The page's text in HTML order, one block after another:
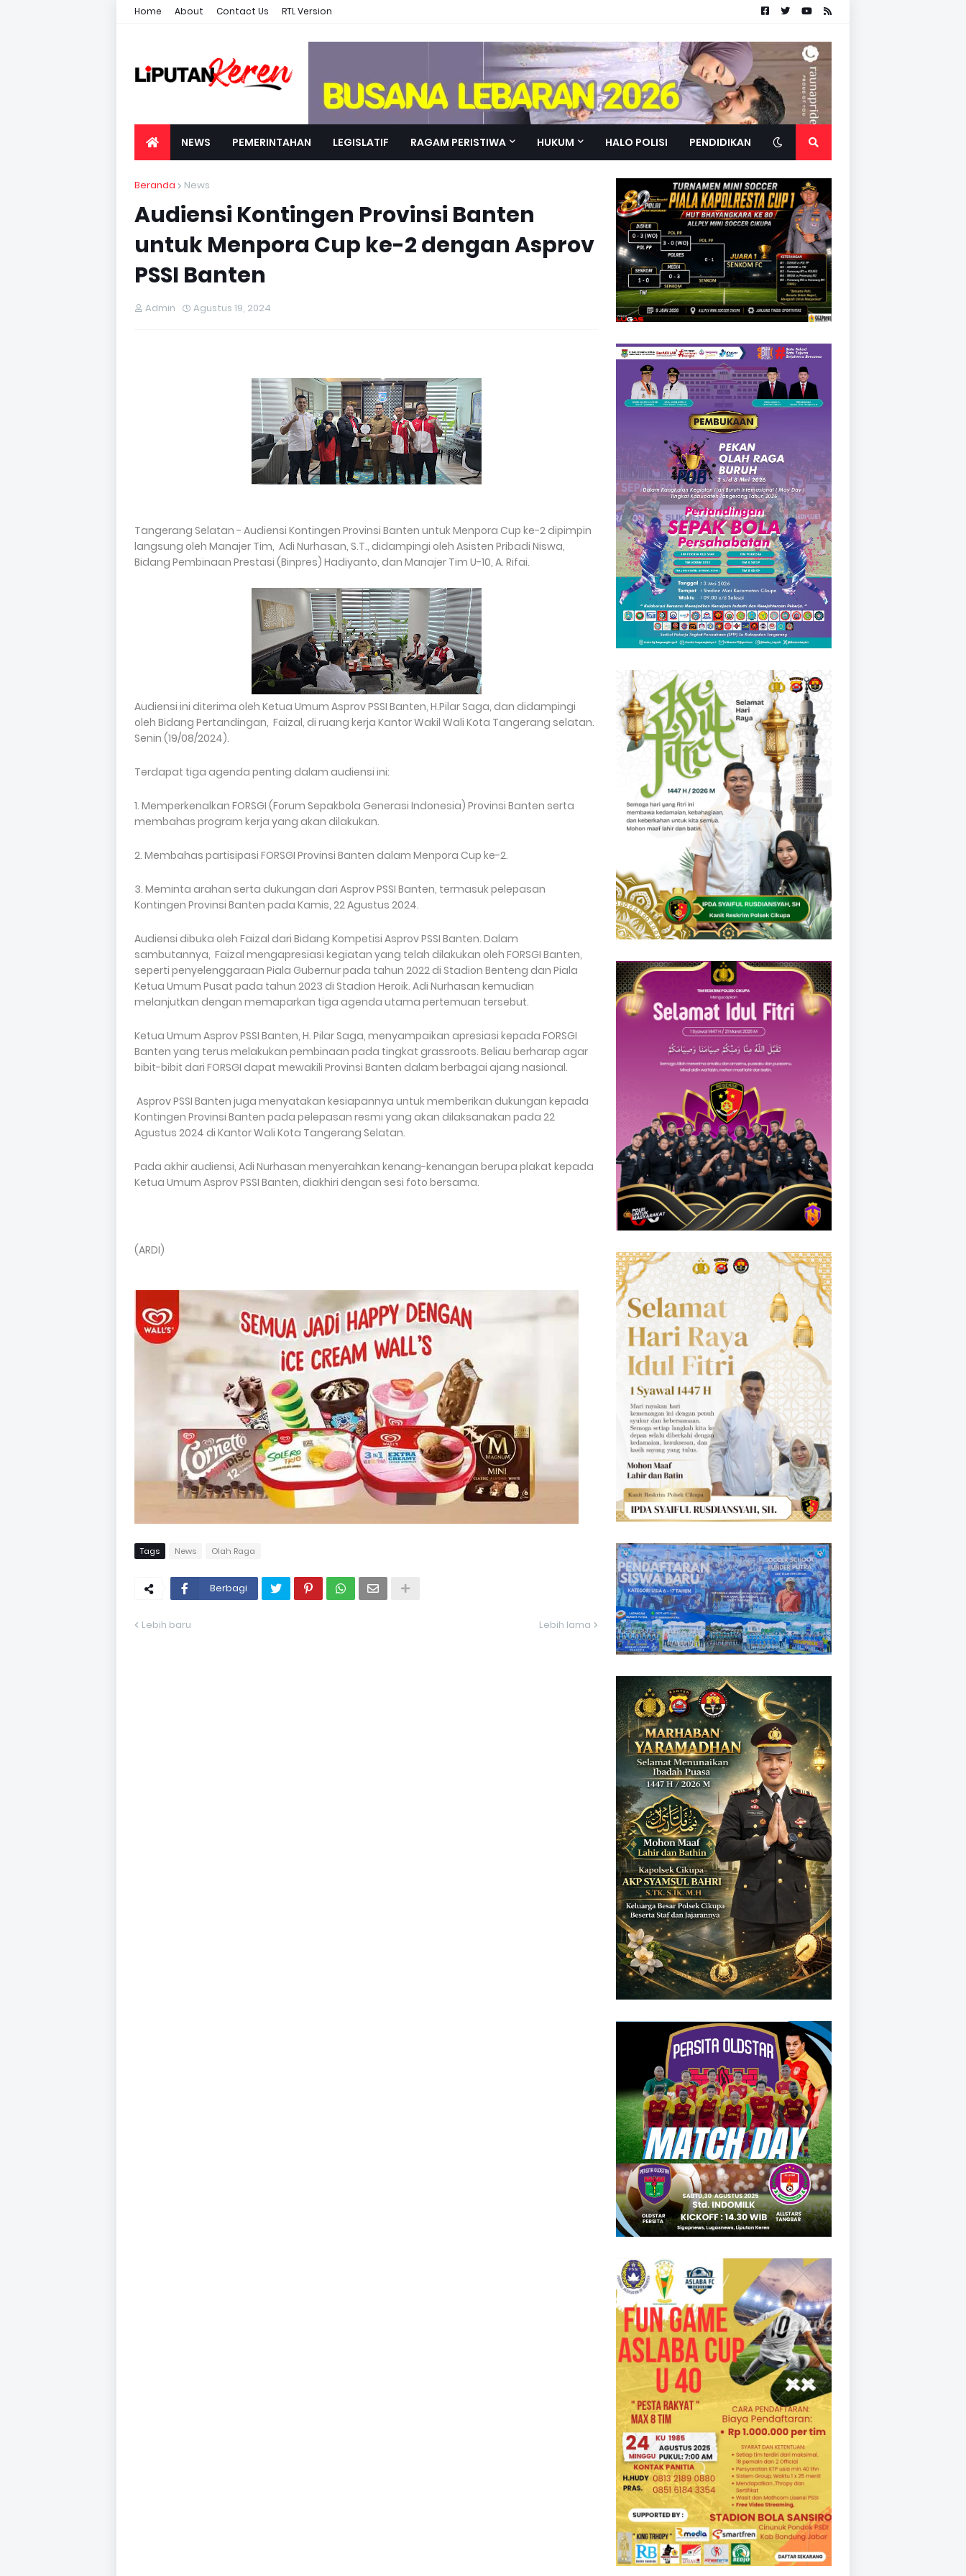
Home About Contact Us RTL Version
NEWS PEMERINTAHAN LEGISLATIF RAGAM PERISTIWA HUKUM HALO POLISI PENDIDIKAN
Beranda News
Audiensi Kontingen Provinsi Banten
untuk Menpora Cup ke-2 dengan Asprov
PSSI Banten
Admin Agustus 19, 2024
Tangerang Selatan - Audiensi Kontingen Provinsi Banten untuk Menpora Cup ke-2 dipimpin
langsung oleh Manajer Tim, Adi Nurhasan, S.T., didampingi oleh Asisten Pribadi Niswa,
Bidang Pembinaan Prestasi (Binpres) Hadiyanto, dan Manajer Tim U-10, A. Rifai.
Audiensi ini diterima oleh Ketua Umum Asprov PSSI Banten, H.Pilar Saga, dan didampingi
oleh Bidang Pertandingan, Faizal, di ruang kerja Kantor Wakil Wali Kota Tangerang selatan.
Senin (19/08/2024).
Terdapat tiga agenda penting dalam audiensi ini:
1. Memperkenalkan FORSGI (Forum Sepakbola Generasi Indonesia) Provinsi Banten serta
membahas program kerja yang akan dilakukan.
2. Membahas partisipasi FORSGI Provinsi Banten dalam Menpora Cup ke-2.
3. Meminta arahan serta dukungan dari Asprov PSSI Banten, termasuk pelepasan
Kontingen Provinsi Banten pada Kamis, 22 Agustus 2024.
Audiensi dibuka oleh Faizal dari Bidang Kompetisi Asprov PSSI Banten. Dalam
sambutannya, Faizal mengapresiasi kegiatan yang telah dilakukan oleh FORSGI Banten,
seperti penyelenggaraan Piala Gubernur pada tahun 2022 di Stadion Benteng dan Piala
Ketua Umum Pusat pada tahun 2023 di Stadion Heroik. Adi Nurhasan kemudian
melanjutkan dengan memaparkan tiga agenda utama pertemuan tersebut.
Ketua Umum Asprov PSSI Banten, H. Pilar Saga, menyampaikan apresiasi kepada FORSGI
Banten yang terus melakukan pembinaan pada tingkat grassroots. Beliau berharap agar
bibit-bibit dari FORSGI dapat mewakili Provinsi Banten dalam berbagai ajang nasional.
Asprov PSSI Banten juga menyatakan kesiapannya untuk memberikan dukungan kepada
Kontingen Provinsi Banten pada pelepasan resmi yang akan dilaksanakan pada 22
Agustus 2024 di Kantor Wali Kota Tangerang Selatan.
Pada akhir audiensi, Adi Nurhasan menyerahkan kenang-kenangan berupa plakat kepada
Ketua Umum Asprov PSSI Banten, diakhiri dengan sesi foto bersama.
(ARDI)
Tags News Olah Raga
Berbagi
Lebih baru Lebih lama